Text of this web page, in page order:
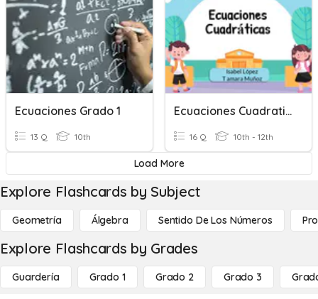
Ecuaciones Grado 1
13 Q 10th
Ecuaciones Cuadraticas
16 Q 10th - 12th
Load More
Explore Flashcards by Subject
Geometría Álgebra Sentido De Los Números
Explore Flashcards by Grades
Guardería Grado 1 Grado 2 Grado 3